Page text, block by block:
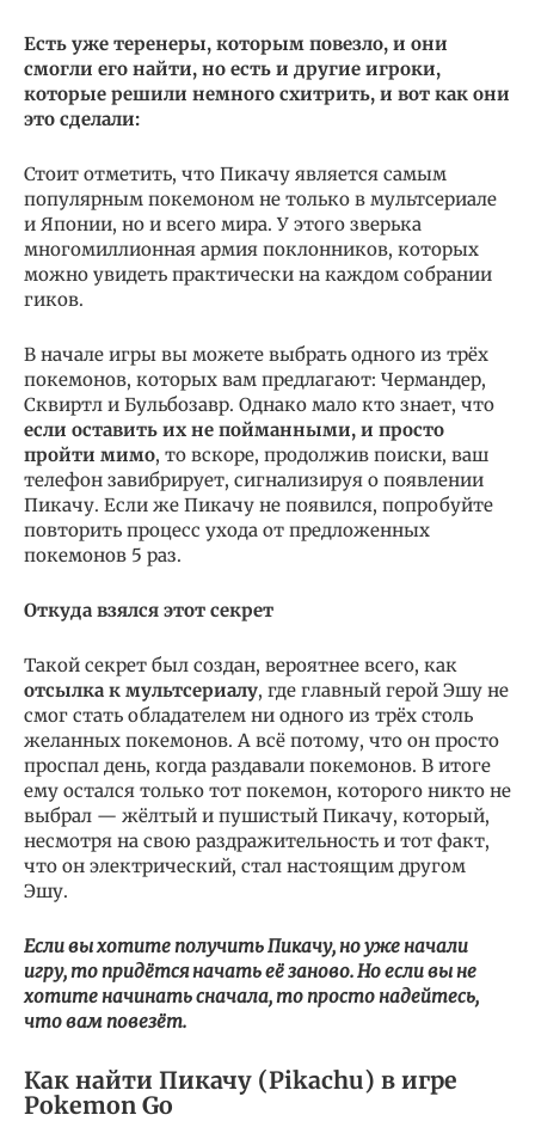
Есть уже теренеры, которым повезло, и они
смогли его найти, но есть и другие игроки,
которые решили немного схитрить, и вот как они
это сделали:
Стоит отметить, что Пикачу является самым
популярным покемоном не только в мультсериале
и Японии, но и всего мира. У этого зверька
многомиллионная армия поклонников, которых
можно увидеть практически на каждом собрании
гиков.
В начале игры вы можете выбрать одного из трёх
покемонов, которых вам предлагают: Чермандер,
Сквиртл и Бульбозавр. Однако мало кто знает, что
если оставить их не пойманными, и просто
пройти мимо, то вскоре, продолжив поиски, ваш
телефон завибрирует, сигнализируя о появлении
Пикачу. Если же Пикачу не появился, попробуйте
повторить процесс ухода от предложенных
покемонов 5 раз.
Откуда взялся этот секрет
Такой секрет был создан, вероятнее всего, как
отсылка к мультсериалу, где главный герой Эшу не
смог стать обладателем ни одного из трёх столь
желанных покемонов. А всё потому, что он просто
проспал день, когда раздавали покемонов. В итоге
ему остался только тот покемон, которого никто не
выбрал — жёлтый и пушистый Пикачу, который,
несмотря на свою раздражительность и тот факт,
что он электрический, стал настоящим другом
Эшу.
Если вы хотите получить Пикачу, но уже начали
игру, то придётся начать её заново. Но если вы не
хотите начинать сначала, то просто надейтесь,
что вам повезёт.
Как найти Пикачу (Pikachu) в игре
Pokemon Go